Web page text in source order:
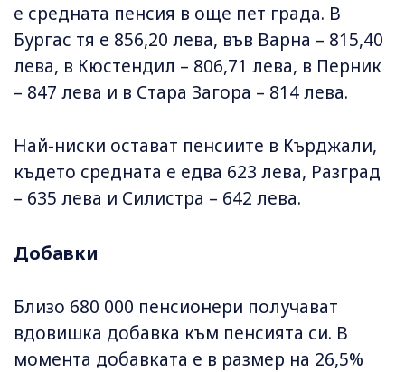
е средната пенсия в още пет града. В
Бургас тя е 856,20 лева, във Варна – 815,40
лева, в Кюстендил – 806,71 лева, в Перник
– 847 лева и в Стара Загора – 814 лева.
Най-ниски остават пенсиите в Кърджали,
където средната е едва 623 лева, Разград
– 635 лева и Силистра – 642 лева.
Добавки
Близо 680 000 пенсионери получават
вдовишка добавка към пенсията си. В
момента добавката е в размер на 26,5%